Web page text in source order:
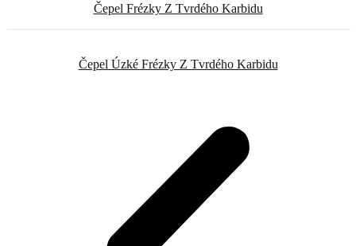
Čepel Frézky Z Tvrdého Karbidu
Čepel Úzké Frézky Z Tvrdého Karbidu